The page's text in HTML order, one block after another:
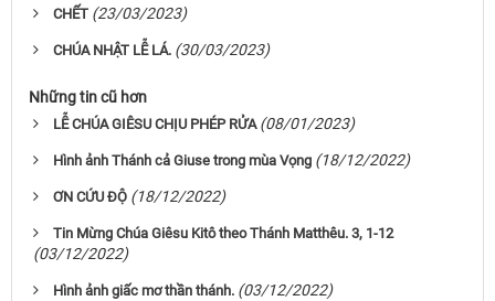
CHẾT (23/03/2023)
CHÚA NHẬT LỄ LÁ. (30/03/2023)
Những tin cũ hơn
LỄ CHÚA GIÊSU CHỊU PHÉP RỬA (08/01/2023)
Hình ảnh Thánh cả Giuse trong mùa Vọng (18/12/2022)
ƠN CỨU ĐỘ (18/12/2022)
Tin Mừng Chúa Giêsu Kitô theo Thánh Matthêu. 3, 1-12
(03/12/2022)
Hình ảnh giấc mơ thần thánh. (03/12/2022)